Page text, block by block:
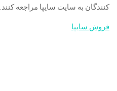
کنندگان به سایت سایپا مراجعه کنند.
فروش سایپا